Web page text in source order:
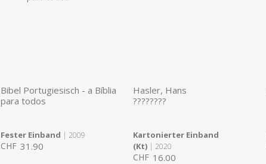
Bibel Portugiesisch - a Bíblia
para todos
Fester Einband | 2009
CHF 31.90
Hasler, Hans
????????
Kartonierter Einband
(Kt) | 2020
CHF 16.00